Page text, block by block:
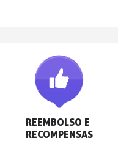
REEMBOLSO E
RECOMPENSAS